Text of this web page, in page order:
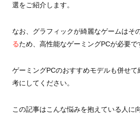
選をご紹介します。
なお、グラフィックが綺麗なゲームはそ
るため、高性能なゲーミングPCが必要で
ゲーミングPCのおすすめモデルも併せ
考にしてください。
この記事はこんな悩みを抱えている人に